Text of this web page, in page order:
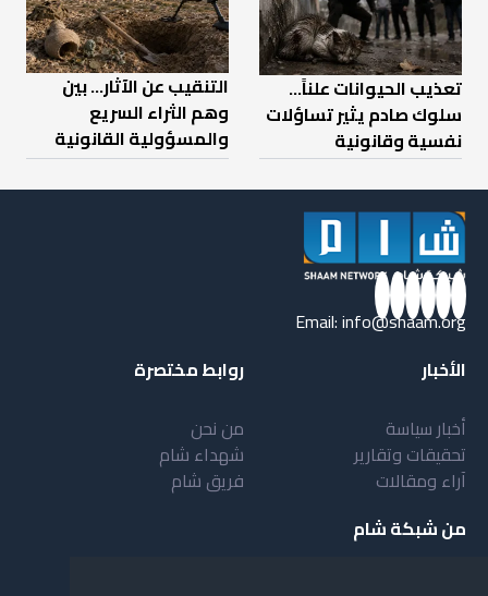
تعذيب الحيوانات علناً…
سلوك صادم يثير تساؤلات
نفسية وقانونية
التنقيب عن الآثار… بين
وهم الثراء السريع
والمسؤولية القانونية
Email:info@shaam.org
الأخبار
أخبار سياسة
تحقيقات وتقارير
آراء ومقالات
روابط مختصرة
من نحن
شهداء شام
فريق شام
من شبكة شام